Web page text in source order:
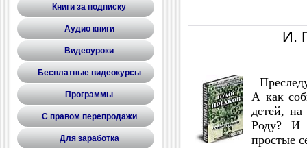
Книги за подписку
Аудио книги
Видеоуроки
Бесплатные видеокурсы
Программы
С правом перепродажи
Для заработка
И.
А как
детей,
Роду? И
простые